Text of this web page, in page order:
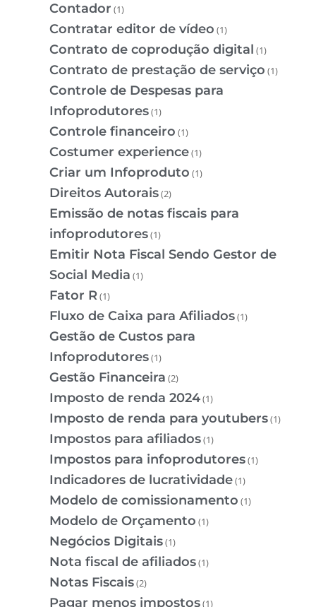
Contador (1)
Contratar editor de vídeo (1)
Contrato de coprodução digital (1)
Contrato de prestação de serviço (1)
Controle de Despesas para
Infoprodutores(1)
Controle financeiro (1)
Costumer experience(1)
Criar um Infoproduto (1)
Direitos Autorais(2)
Emissão de notas fiscais para
infoprodutores(1)
Emitir Nota Fiscal Sendo Gestor de
Social Media (1)
Fator R(1)
Fluxo de Caixa para Afiliados(1)
Gestão de Custos para
Infoprodutores(1)
Gestão Financeira (2)
Imposto de renda 2024(1)
Imposto de renda para youtubers(1)
Impostos para afiliados(1)
Impostos para infoprodutores(1)
Indicadores de lucratividade(1)
Modelo de comissionamento (1)
Modelo de Orçamento (1)
Negócios Digitais(1)
Nota fiscal de afiliados(1)
Notas Fiscais(2)
Pagar menos impostos(1)